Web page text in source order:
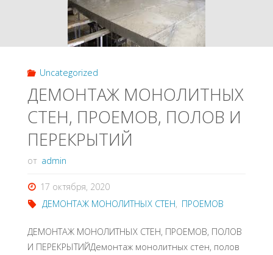
Uncategorized
ДЕМОНТАЖ МОНОЛИТНЫХ
СТЕН, ПРОЕМОВ, ПОЛОВ И
ПЕРЕКРЫТИЙ
от admin
17 октября, 2020
ДЕМОНТАЖ МОНОЛИТНЫХ СТЕН, ПРОЕМОВ
ДЕМОНТАЖ МОНОЛИТНЫХ СТЕН, ПРОЕМОВ, ПОЛОВ
И ПЕРЕКРЫТИЙДемонтаж монолитных стен, полов